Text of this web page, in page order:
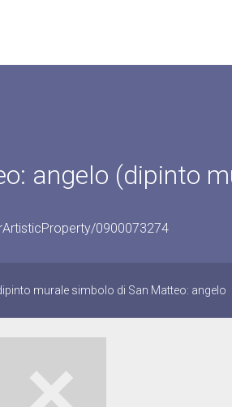
angelo (dipinto
0900073274
murale simbolo di San Matteo: angelo